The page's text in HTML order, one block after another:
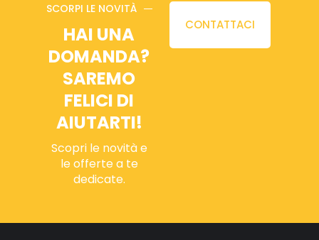
SCORPI LE NOVITÀ
HAI UNA
DOMANDA?
SAREMO
FELICI DI
AIUTARTI!
Scopri le novità e
le offerte a te
dedicate.
CONTATTACI